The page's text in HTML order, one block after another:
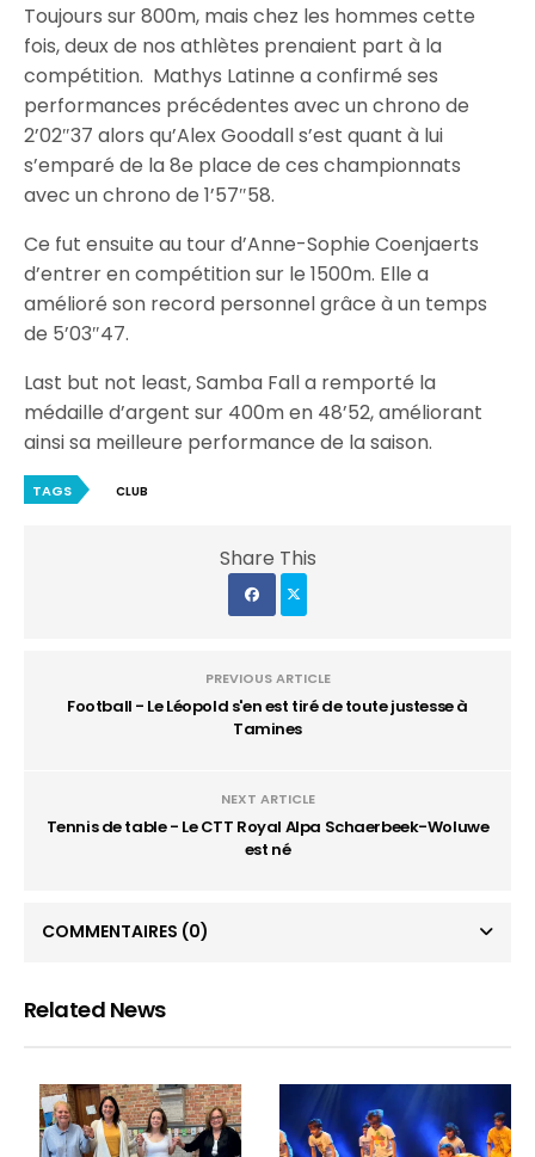
Toujours sur 800m, mais chez les hommes cette
fois, deux de nos athlètes prenaient part à la
compétition. Mathys Latinne a confirmé ses
performances précédentes avec un chrono de
2’02″37 alors qu’Alex Goodall s’est quant à lui
s’emparé de la 8e place de ces championnats
avec un chrono de 1’57″58.
Ce fut ensuite au tour d’Anne-Sophie Coenjaerts
d’entrer en compétition sur le 1500m. Elle a
amélioré son record personnel grâce à un temps
de 5’03″47.
Last but not least, Samba Fall a remporté la
médaille d’argent sur 400m en 48’52, améliorant
ainsi sa meilleure performance de la saison.
TAGS CLUB
Share This
PREVIOUS ARTICLE
Football - Le Léopold s'en est tiré de toute justesse à
Tamines
NEXT ARTICLE
Tennis de table - Le CTT Royal Alpa Schaerbeek-Woluwe
est né
COMMENTAIRES (0)
Related News